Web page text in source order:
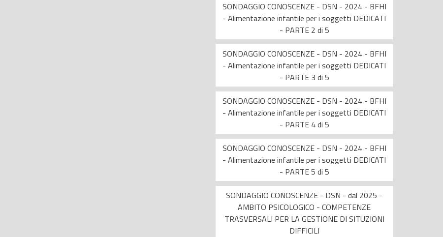
SONDAGGIO CONOSCENZE - DSN - 2024 - BFHI
- Alimentazione infantile per i soggetti DEDICATI
- PARTE 2 di 5
SONDAGGIO CONOSCENZE - DSN - 2024 - BFHI
- Alimentazione infantile per i soggetti DEDICATI
- PARTE 3 di 5
SONDAGGIO CONOSCENZE - DSN - 2024 - BFHI
- Alimentazione infantile per i soggetti DEDICATI
- PARTE 4 di 5
SONDAGGIO CONOSCENZE - DSN - 2024 - BFHI
- Alimentazione infantile per i soggetti DEDICATI
- PARTE 5 di 5
SONDAGGIO CONOSCENZE - DSN - dal 2025 -
AMBITO PSICOLOGICO - COMPETENZE
TRASVERSALI PER LA GESTIONE DI SITUZIONI
DIFFICILI